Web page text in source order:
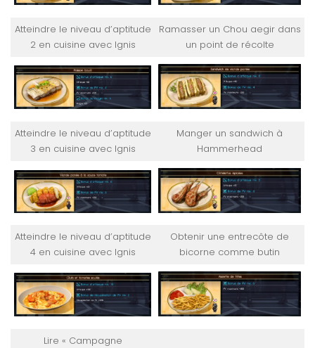
Atteindre le niveau d’aptitude
2 en cuisine avec Ignis
Ramasser un Chou aegir dans
un point de récolte
Atteindre le niveau d’aptitude
3 en cuisine avec Ignis
Manger un sandwich à
Hammerhead
Atteindre le niveau d’aptitude
4 en cuisine avec Ignis
Obtenir une entrecôte de
bicorne comme butin
Lire « Campagne